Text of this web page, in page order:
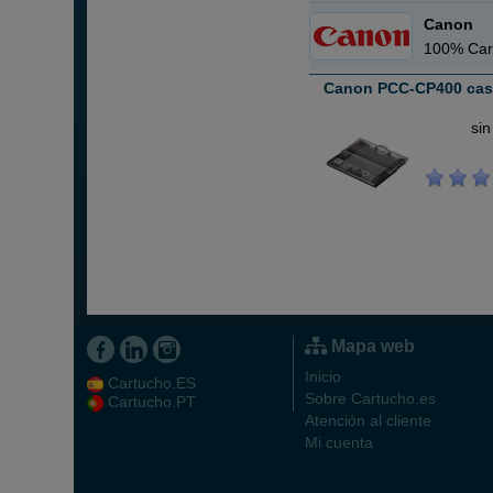
Canon
100%
Canon PCC-CP400
Cartucho.ES
Cartucho.PT
Mapa web
Inicio
Sobre Cartucho.es
Atención al cliente
Mi cuenta